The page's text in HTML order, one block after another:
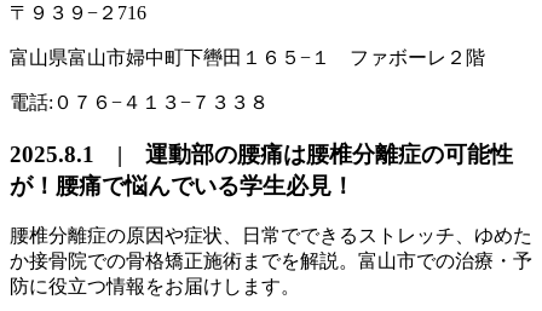
〒９３９−２716
富山県富山市婦中町下轡田１６５−１ ファボーレ２階
電話:０７６−４１３−７３３８
2025.8.1 | 運動部の腰痛は腰椎分離症の可能性
が！腰痛で悩んでいる学生必見！
腰椎分離症の原因や症状、日常でできるストレッチ、ゆめた
か接骨院での骨格矯正施術までを解説。富山市での治療・予
防に役立つ情報をお届けします。